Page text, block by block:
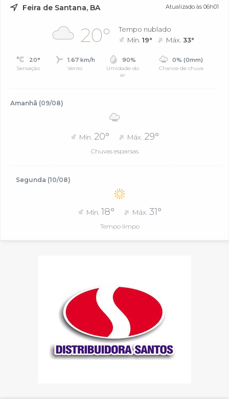
Feira de Santana, BA Atualizado às 06h01
20°
Tempo nublado
Mín.19° Máx.33°
20°
Sensação
1.67 km/h
Vento
90%
Umidade do
ar
0% (0mm)
Chance de chuva
Amanhã (09/08)
Mín. 20° Máx. 29°
Chuvas esparsas
Segunda (10/08)
Mín. 18° Máx.31°
Tempo limpo